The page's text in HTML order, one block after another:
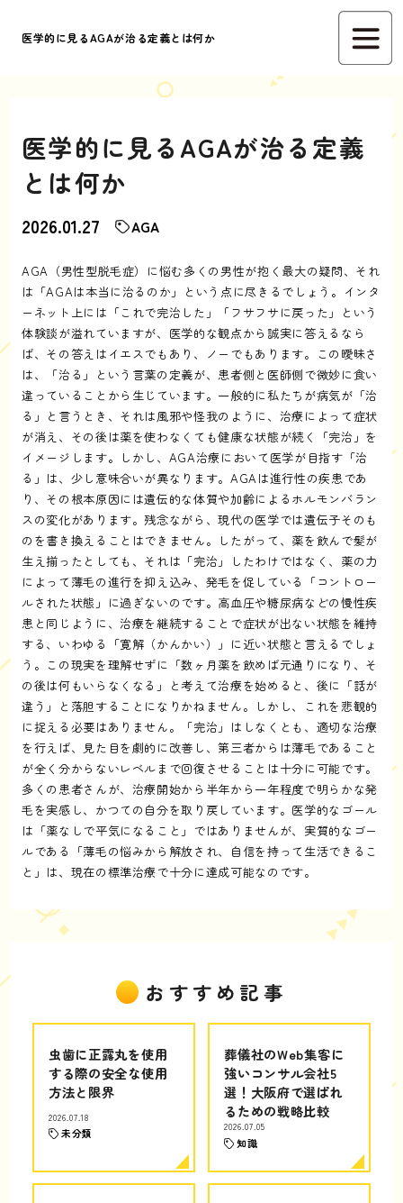
医学的に見るAGAが治る定義とは何か
医学的に見るAGAが治る定義
とは何か
2026.01.27 AGA
AGA（男性型脱毛症）に悩む多くの男性が抱く最大の疑問、それ
は「AGAは本当に治るのか」という点に尽きるでしょう。インタ
ーネット上には「これで完治した」「フサフサに戻った」という
体験談が溢れていますが、医学的な観点から誠実に答えるなら
ば、その答えはイエスでもあり、ノーでもあります。この曖昧さ
は、「治る」という言葉の定義が、患者側と医師側で微妙に食い
違っていることから生じています。一般的に私たちが病気が「治
る」と言うとき、それは風邪や怪我のように、治療によって症状
が消え、その後は薬を使わなくても健康な状態が続く「完治」を
イメージします。しかし、AGA治療において医学が目指す「治
る」は、少し意味合いが異なります。AGAは進行性の疾患であ
り、その根本原因には遺伝的な体質や加齢によるホルモンバラン
スの変化があります。残念ながら、現代の医学では遺伝子そのも
のを書き換えることはできません。したがって、薬を飲んで髪が
生え揃ったとしても、それは「完治」したわけではなく、薬の力
によって薄毛の進行を抑え込み、発毛を促している「コントロー
ルされた状態」に過ぎないのです。高血圧や糖尿病などの慢性疾
患と同じように、治療を継続することで症状が出ない状態を維持
する、いわゆる「寛解（かんかい）」に近い状態と言えるでしょ
う。この現実を理解せずに「数ヶ月薬を飲めば元通りになり、そ
の後は何もいらなくなる」と考えて治療を始めると、後に「話が
違う」と落胆することになりかねません。しかし、これを悲観的
に捉える必要はありません。「完治」はしなくとも、適切な治療
を行えば、見た目を劇的に改善し、第三者からは薄毛であること
が全く分からないレベルまで回復させることは十分に可能です。
多くの患者さんが、治療開始から半年から一年程度で明らかな発
毛を実感し、かつての自分を取り戻しています。医学的なゴール
は「薬なしで平気になること」ではありませんが、実質的なゴー
ルである「薄毛の悩みから解放され、自信を持って生活できるこ
と」は、現在の標準治療で十分に達成可能なのです。
おすすめ記事
虫歯に正露丸を使用
する際の安全な使用
方法と限界
2026.07.18
未分類
葬儀社のWeb集客に
強いコンサル会社5
選！大阪府で選ばれ
るための戦略比較
2026.07.05
知識